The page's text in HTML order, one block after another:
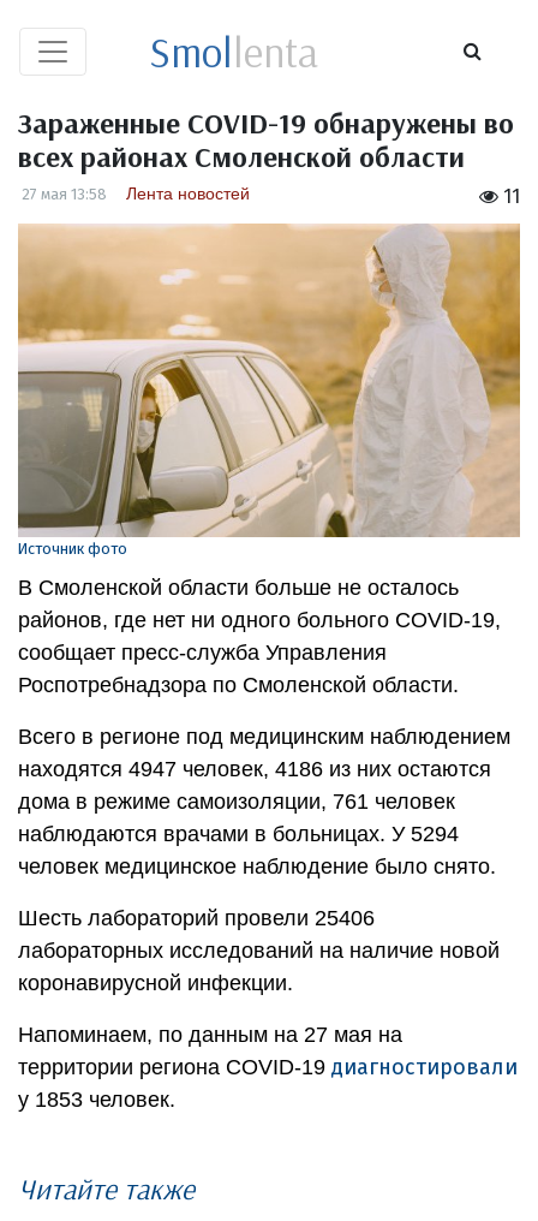
Smollenta
Зараженные COVID-19 обнаружены во
всех районах Смоленской области
11
27 мая 13:58 Лента новостей
Источник фото
В Смоленской области больше не осталось
районов, где нет ни одного больного COVID-19,
сообщает пресс-служба Управления
Роспотребнадзора по Смоленской области.
Всего в регионе под медицинским наблюдением
находятся 4947 человек, 4186 из них остаются
дома в режиме самоизоляции, 761 человек
наблюдаются врачами в больницах. У 5294
человек медицинское наблюдение было снято.
Шесть лабораторий провели 25406
лабораторных исследований на наличие новой
коронавирусной инфекции.
Напоминаем, по данным на 27 мая на
территории региона COVID-19 диагностировали
у 1853 человек.
Читайте также